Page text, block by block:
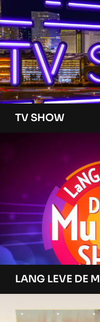
TV SHOW
LANG LEVE DE